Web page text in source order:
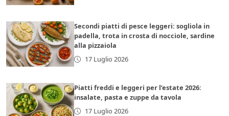
Secondi piatti di pesce leggeri: sogliola in
padella, trota in crosta di nocciole, sardine
alla pizzaiola
17 Luglio 2026
Piatti freddi e leggeri per l’estate 2026:
insalate, pasta e zuppe da tavola
17 Luglio 2026